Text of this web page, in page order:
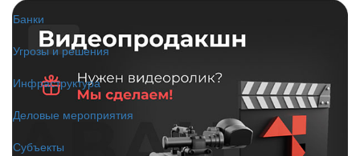
Банки
Угрозы и решения
Инфраструктура
Деловые мероприятия
Субъекты